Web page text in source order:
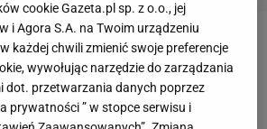
Lisek opowiada, co zyskał dzięki
treningów
cookie Gazeta.pl sp. z o.o., jej
i Agora S.A. na Twoim urządzeniu
każdej chwili zmienić swoje preferencje
wywołując narzędzie do zarządzania
dot. przetwarzania danych poprzez
prywatności ” w stopce serwisu i